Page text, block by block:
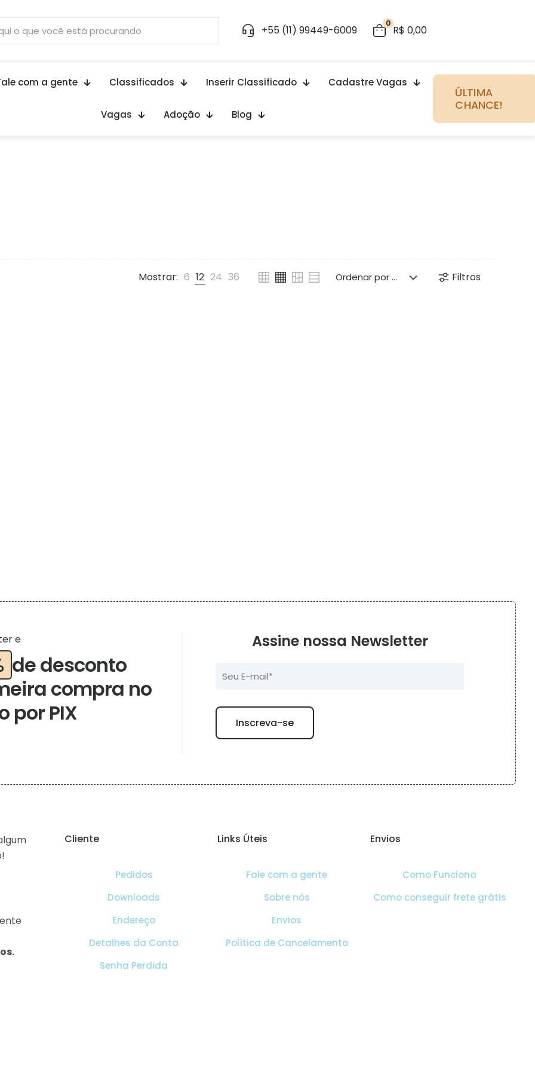
+55 (11) 99449-6009
0
R$ 0,00
com a gente Classificados Inserir Classificado Cadastre Vagas
Vagas Adoção Blog
ÚLTIMA
CHANCE!
Mostrar: 6 12 24 36 Filtros
de desconto
compra no
por PIX
e Assine nossa Newsletter
Cliente
Pedidos
Downloads
Endereço
Detalhes da Conta
Senha Perdida
Links Úteis
Fale com a gente
Sobre nós
Envios
Política de Cancelamento
Envios
Como Funciona
Como conseguir frete grátis